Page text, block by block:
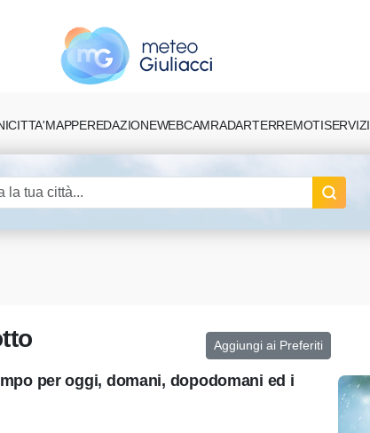
CITTA'MAPPEREDAZIONEWEBCAMRADARTERREMOTISERVIZI
Aggiungi ai Preferiti
per oggi, domani, dopodomani ed i